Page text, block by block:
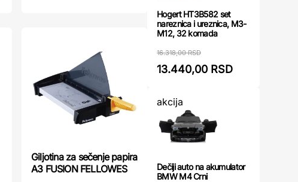
Giljotina za sečenje papira
A3 FUSION FELLOWES
Hogert HT3B582 set
nareznica i ureznica, M3-
M12, 32 komada
16.318,00 RSD
13.440,00 RSD
akcija
Dečiji auto na akumulator
BMW M4 Crni